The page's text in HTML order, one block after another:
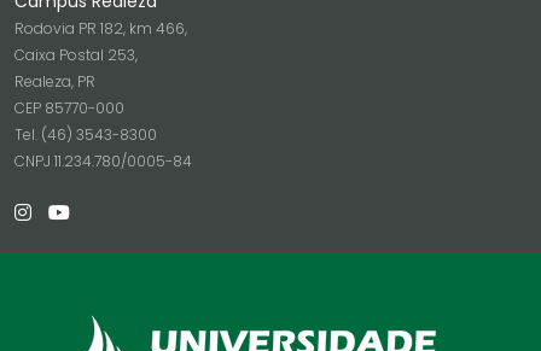
Rodovia PR 182, km 466,
Caixa Postal 253,
Realeza, PR
CEP 85770-000
Tel. (46) 3543-8300
CNPJ 11.234.780/0005-84